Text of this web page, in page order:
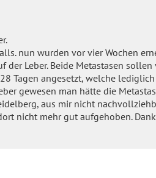
nun wurden vor vier Wochen
der Leber. Beide Metastasen
Tagen angesetzt, welche
gewesen man hätte die
aus mir nicht
nicht mehr gut aufgehoben.